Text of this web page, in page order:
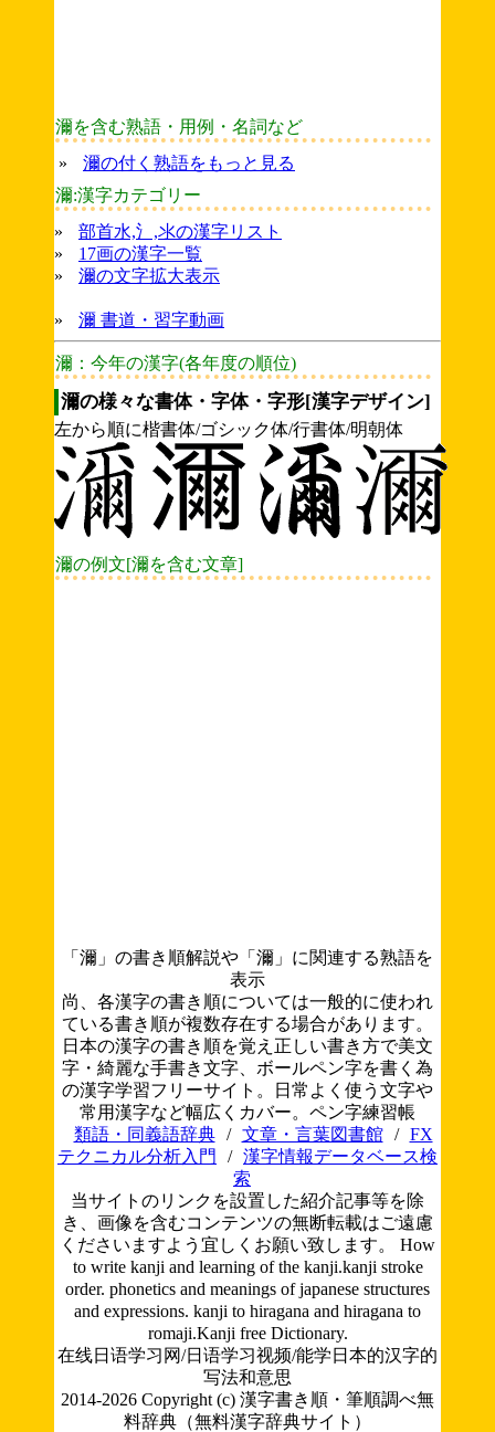
濔を含む熟語・用例・名詞など
»
濔の付く熟語をもっと見る
濔:漢字カテゴリー
»
部首水,氵,氺の漢字リスト
»
17画の漢字一覧
»
濔の文字拡大表示
» 濔 書道・習字動画
濔：今年の漢字(各年度の順位)
濔の様々な書体・字体・字形[漢字デザイン]
左から順に楷書体/ゴシック体/行書体/明朝体
濔の例文[濔を含む文章]
「濔」の書き順解説や「濔」に関連する熟語を
表示
尚、各漢字の書き順については一般的に使われ
ている書き順が複数存在する場合があります。
日本の漢字の書き順を覚え正しい書き方で美文
字・綺麗な手書き文字、ボールペン字を書く為
の漢字学習フリーサイト。日常よく使う文字や
常用漢字など幅広くカバー。ペン字練習帳
類語・同義語辞典
/ 文章・言葉図書館 /
FX
テクニカル分析入門
/ 漢字情報データベース検
索
当サイトのリンクを設置した紹介記事等を除
き、画像を含むコンテンツの無断転載はご遠慮
くださいますよう宜しくお願い致します。 How
to write kanji and learning of the kanji.kanji stroke
order. phonetics and meanings of japanese structures
and expressions. kanji to hiragana and hiragana to
romaji.Kanji free Dictionary.
在线日语学习网/日语学习视频/能学日本的汉字的
写法和意思
2014-2026 Copyright (c) 漢字書き順・筆順調べ無
料辞典（無料漢字辞典サイト）